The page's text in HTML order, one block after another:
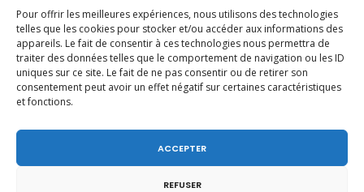
Pour offrir les meilleures expériences, nous utilisons des technologies
telles que les cookies pour stocker et/ou accéder aux informations des
appareils. Le fait de consentir à ces technologies nous permettra de
traiter des données telles que le comportement de navigation ou les ID
uniques sur ce site. Le fait de ne pas consentir ou de retirer son
consentement peut avoir un effet négatif sur certaines caractéristiques
et fonctions.
ACCEPTER
REFUSER
entretient des liens étroits et quotidiens.
31 juillet 2026
Ouverture de la Parapharmacie Le Chardon
Bleu à Vulbens !
31 juillet 2026
31 juillet 2026